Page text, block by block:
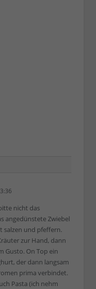
nicht das
angedünstete Zwiebel
salzen und pfeffern.
zur Hand, dann
Gusto. On Top ein
der dann langsam
prima verbindet.
Pasta (ich nehm